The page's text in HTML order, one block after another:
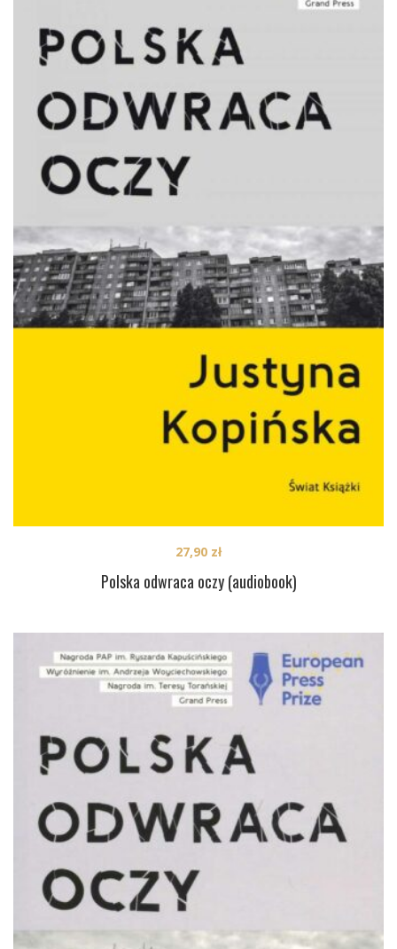
Polska odwraca oczy (audiobook)
27,90 zł